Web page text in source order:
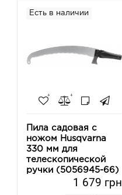
Есть в наличии
Пила садовая с
ножом Husqvarna
330 мм для
телескопической
ручки (5056945-66)
1 679 грн